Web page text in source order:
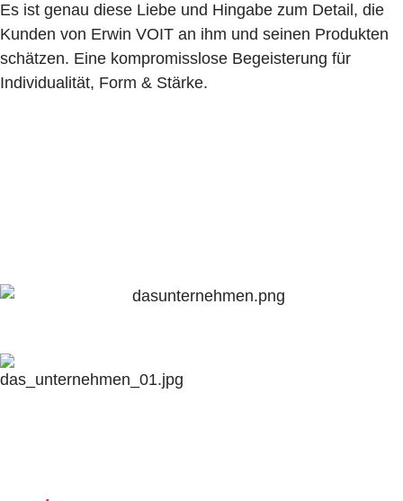
Es ist genau diese Liebe und Hingabe zum Detail, die
Kunden von Erwin VOIT an ihm und seinen Produkten
schätzen. Eine kompromisslose Begeisterung für
Individualität, Form & Stärke.